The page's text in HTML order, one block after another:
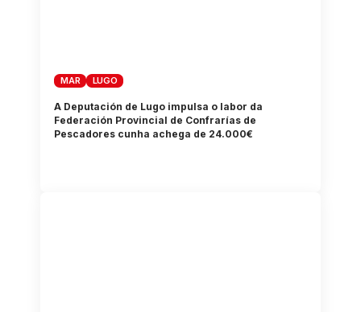
MAR LUGO
A Deputación de Lugo impulsa o labor da
Federación Provincial de Confrarías de
Pescadores cunha achega de 24.000€